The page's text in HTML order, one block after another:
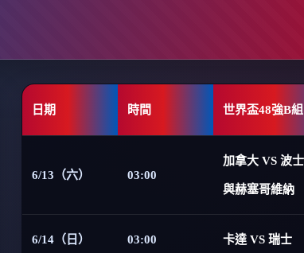
日期 時間 世界盃48強B組
6/13（六） 03:00
加拿大 VS 波
與赫塞哥維納
6/14（日） 03:00 卡達 VS 瑞士